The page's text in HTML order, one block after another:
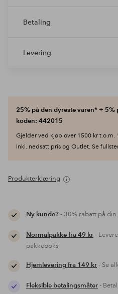
Betaling
Levering
25% på den dyreste varen* +
koden: 442015
Gjelder ved kjøp over 1500 kr
Inkl. nedsatt pris og Outlet. Se
Produkterklæring
Ny kunde?- 30% rabatt på din
Normalpakke fra 49 kr-
pakkeboks
Hjemlevering fra 149 kr- Se
Fleksible betalingsmåter-